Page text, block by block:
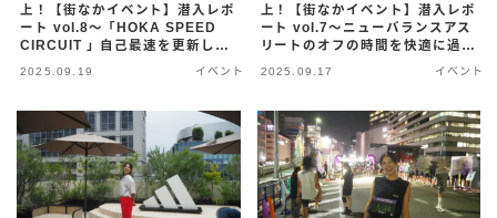
上！【街なかイベント】潜入レポ
ート vol.8〜「HOKA SPEED
CIRCUIT 」自己最速を更新した
2025.09.19 イベント
上！【街なかイベント】潜入レポ
ート vol.7〜ニューバランスアス
リートのオフの時間を快適に過ご
2025.09.17 イベント